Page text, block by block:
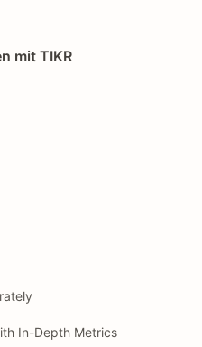
mit TIKR
In-Depth Metrics